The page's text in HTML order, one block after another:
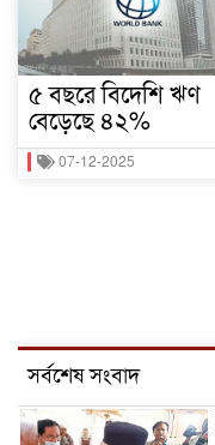
৫ বছরে বিদেশি ঋণ
বেড়েছে ৪২%
07-12-2025
সর্বশেষ সংবাদ